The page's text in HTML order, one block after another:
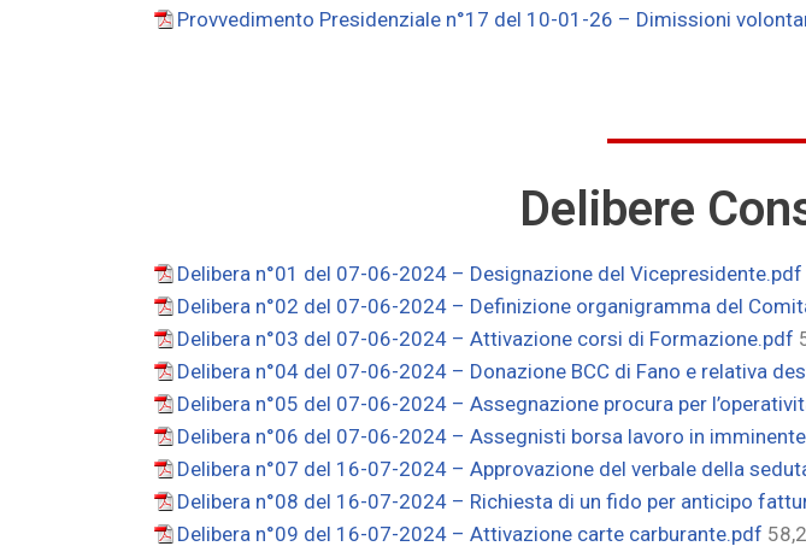
Provvedimento Presidenziale n°17 del 10-01-26 – Dimissioni
Delibere
Delibera n°01 del 07-06-2024 – Designazione del Vicepresidente.pdf
Delibera n°02 del 07-06-2024 – Definizione organigramma del
Delibera n°03 del 07-06-2024 – Attivazione corsi di Formazione.pdf
Delibera n°04 del 07-06-2024 – Donazione BCC di Fano e relativa
Delibera n°05 del 07-06-2024 – Assegnazione procura per
Delibera n°06 del 07-06-2024 – Assegnisti borsa lavoro in
Delibera n°07 del 16-07-2024 – Approvazione del verbale della
Delibera n°08 del 16-07-2024 – Richiesta di un fido per anticipo
Delibera n°09 del 16-07-2024 – Attivazione carte carburante.pdf